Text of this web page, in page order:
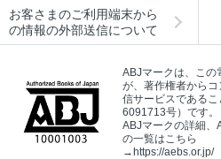
お客さまのご利用端末から
の情報の外部送信について
ABJマークは、この
が、著作権者から
信サービスである
6091713号）です。
ABJマークの詳細、
の一覧はこちら
→https://aebs.or.jp/